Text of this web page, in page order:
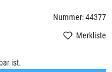
Nummer: 44377
Merkliste
ist.